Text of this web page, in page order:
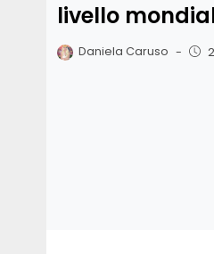
livello
Daniela Caruso -